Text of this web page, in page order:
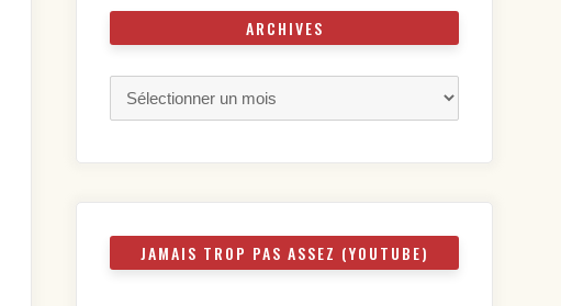
ARCHIVES
JAMAIS TROP PAS ASSEZ (YOUTUBE)